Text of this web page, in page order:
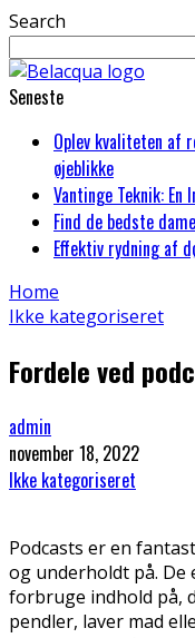
Search
Seneste
Oplev kvaliteten af
øjeblikke
Vantinge Teknik:
Find de bedste
Effektiv rydning af
Home
Ikke kategoriseret
Fordele ved
admin
november 18, 2022
Ikke kategoriseret
Podcasts er en
og underholdt på. De
forbruge indhold på,
pendler, laver mad